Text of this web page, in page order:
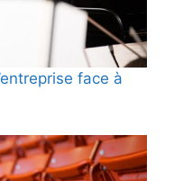
face à